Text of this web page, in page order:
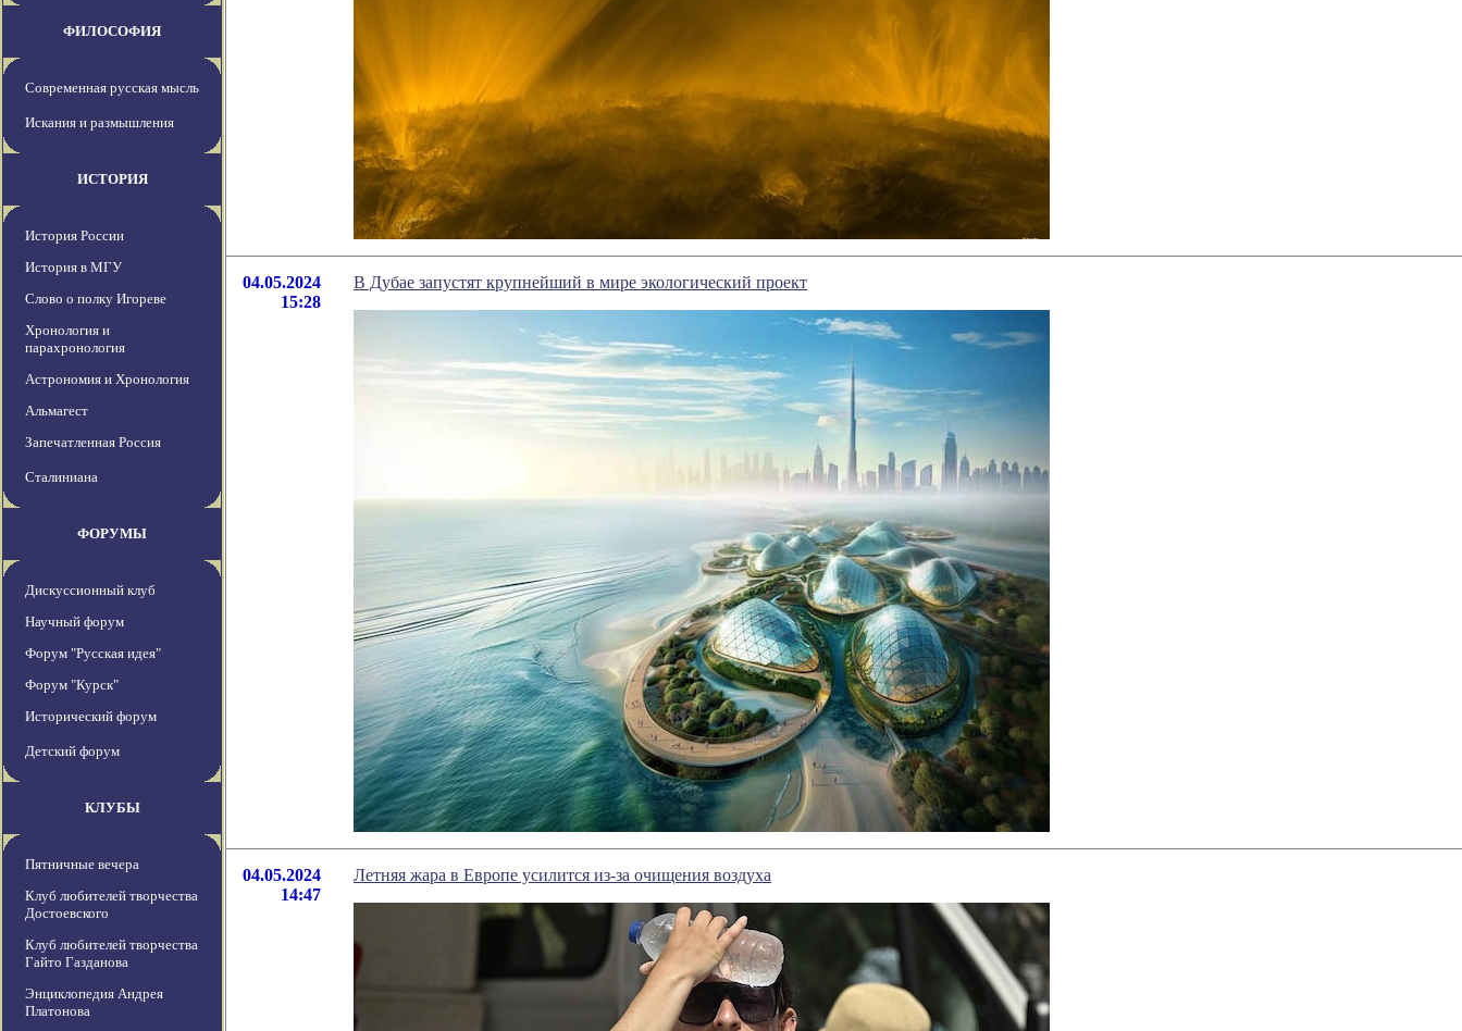
ФИЛОСОФИЯ
Современная русская мысль
Искания и размышления
ИСТОРИЯ
История России
История в МГУ
Слово о полку Игореве
Хронология и
парахронология
Астрономия и Хронология
Альмагест
Запечатленная Россия
Сталиниана
ФОРУМЫ
Дискуссионный клуб
Научный форум
Форум "Русская идея"
Форум "Курск"
Исторический форум
Детский форум
КЛУБЫ
Пятничные вечера
Клуб любителей творчества
Достоевского
Клуб любителей творчества
Гайто Газданова
Энциклопедия Андрея
Платонова
04.05.2024
15:28
В Дубае запустят крупнейший в мире экологический проект
04.05.2024
14:47
Летняя жара в Европе усилится из-за очищения воздуха